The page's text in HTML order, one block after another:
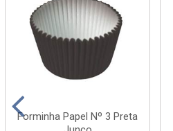
Forminha Papel Nº 3 Preta